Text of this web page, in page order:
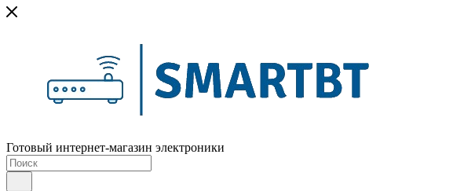
Готовый интернет-магазин электроники